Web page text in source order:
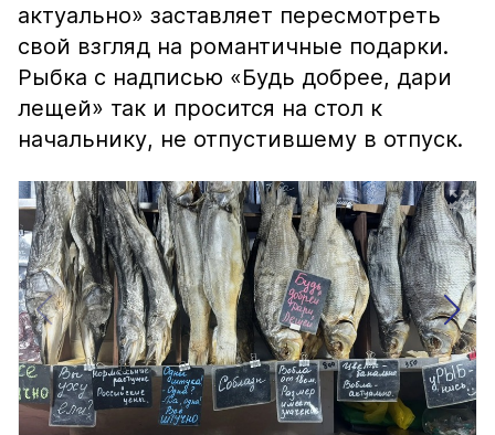
актуально» заставляет пересмотреть
свой взгляд на романтичные подарки.
Рыбка с надписью «Будь добрее, дари
лещей» так и просится на стол к
начальнику, не отпустившему в отпуск.